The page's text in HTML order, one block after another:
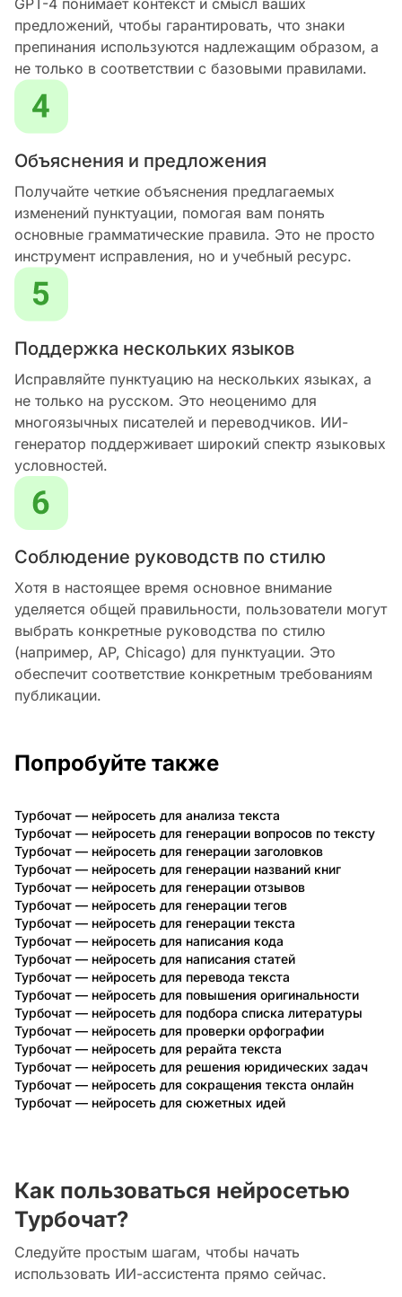
GPT-4 понимает контекст и смысл ваших
предложений, чтобы гарантировать, что знаки
препинания используются надлежащим образом, а
не только в соответствии с базовыми правилами.
Объяснения и предложения
Получайте четкие объяснения предлагаемых
изменений пунктуации, помогая вам понять
основные грамматические правила. Это не просто
инструмент исправления, но и учебный ресурс.
Поддержка нескольких языков
Исправляйте пунктуацию на нескольких языках, а
не только на русском. Это неоценимо для
многоязычных писателей и переводчиков. ИИ-
генератор поддерживает широкий спектр языковых
условностей.
Соблюдение руководств по стилю
Хотя в настоящее время основное внимание
уделяется общей правильности, пользователи могут
выбрать конкретные руководства по стилю
(например, AP, Chicago) для пунктуации. Это
обеспечит соответствие конкретным требованиям
публикации.
Попробуйте также
Турбочат — нейросеть для анализа текста
Турбочат — нейросеть для генерации вопросов по тексту
Турбочат — нейросеть для генерации заголовков
Турбочат — нейросеть для генерации названий книг
Турбочат — нейросеть для генерации отзывов
Турбочат — нейросеть для генерации тегов
Турбочат — нейросеть для генерации текста
Турбочат — нейросеть для написания кода
Турбочат — нейросеть для написания статей
Турбочат — нейросеть для перевода текста
Турбочат — нейросеть для повышения оригинальности
текста
Турбочат — нейросеть для подбора списка литературы
Турбочат — нейросеть для проверки орфографии
Турбочат — нейросеть для рерайта текста
Турбочат — нейросеть для решения юридических задач
Турбочат — нейросеть для сокращения текста онлайн
Турбочат — нейросеть для сюжетных идей
Как пользоваться нейросетью
Турбочат?
Следуйте простым шагам, чтобы начать
использовать ИИ-ассистента прямо сейчас.